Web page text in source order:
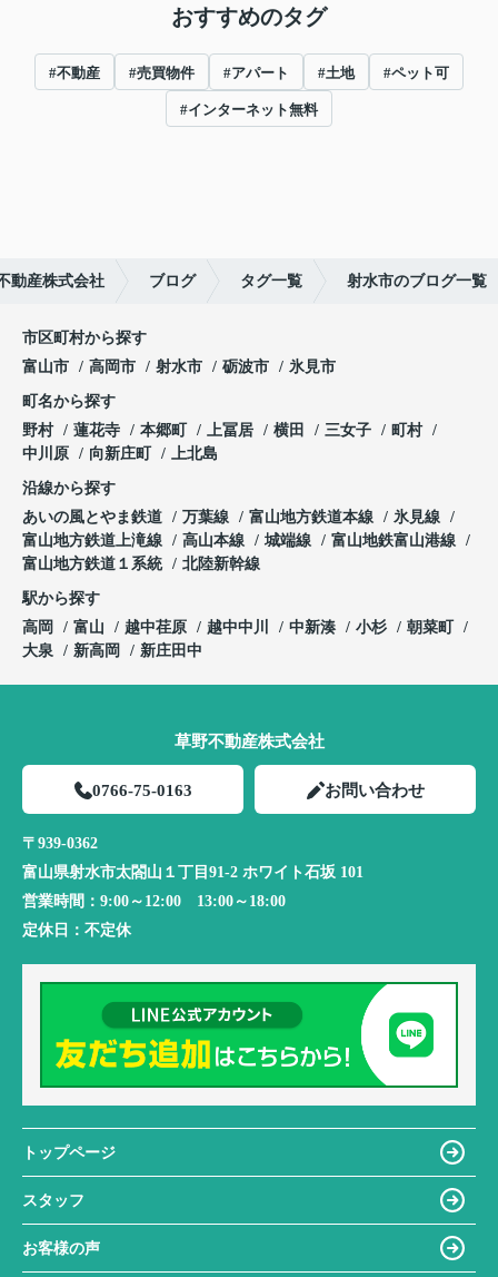
おすすめのタグ
#不動産 #売買物件 #アパート #土地 #ペット可
#インターネット無料
動産株式会社 ブログ タグ一覧 射水市のブログ一覧
市区町村から探す
富山市
高岡市 射水市 砺波市 氷見市
町名から探す
野村
蓮花寺 本郷町 上冨居 横田 三女子
町村
中川原
向新庄町 上北島
沿線から探す
あいの風とやま鉄道
万葉線 富山地方鉄道本線
氷見線
富山地方鉄道上滝線
高山本線 城端線
富山地鉄富山港線
富山地方鉄道１系統
北陸新幹線
駅から探す
高岡
富山 越中荏原 越中中川 中新湊 小杉
朝菜町
大泉
新高岡 新庄田中
草野不動産株式会社
0766-75-0163 お問い合わせ
〒939-0362
富山県射水市太閤山１丁目91-2 ホワイト石坂 101
営業時間： 9:00～12:00 13:00～18:00
定休日： 不定休
トップページ
スタッフ
お客様の声